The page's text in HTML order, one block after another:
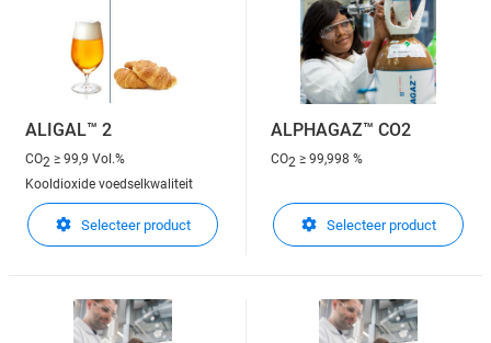
ALIGAL™ 2
CO2 ≥ 99,9 Vol.%
Kooldioxide voedselkwaliteit
Selecteer product
ALPHAGAZ™ CO2
CO2 ≥ 99,998 %
Selecteer product